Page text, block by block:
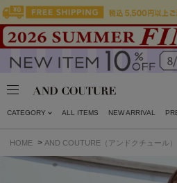
CATEGORY ALL ITEMS NEW ARRIVAL
HOME > AND COUTURE（アンドクチュール）